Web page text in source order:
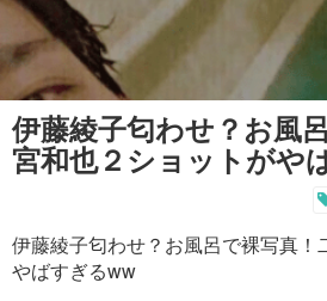
伊藤綾子匂わせ？お風
宮和也２ショットがや
伊藤綾子匂わせ？お風呂で裸写真！
やばすぎるww